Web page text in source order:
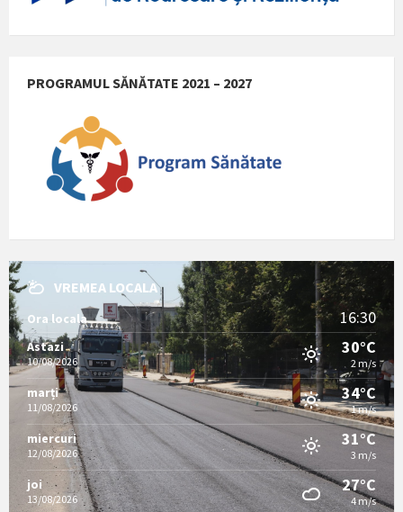
PROGRAMUL SĂNĂTATE 2021 – 2027
VREMEA LOCALA
Ora locala 16:30
Astazi
10/08/2026
30°C
2 m/s
marți
11/08/2026
34°C
1 m/s
miercuri
12/08/2026
31°C
3 m/s
joi
13/08/2026
27°C
4 m/s